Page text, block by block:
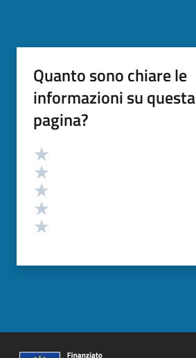
Quanto sono chiare le
informazioni su questa
pagina?
Valutazione